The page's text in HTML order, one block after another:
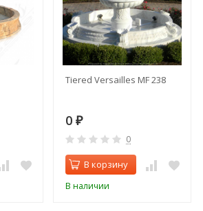
Tiered Versailles MF 238
0 ₽
0
В корзину
В наличии